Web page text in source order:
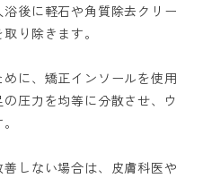
後に軽石や角質除去クリー
り除きます。
に、矯正インソールを使用
圧力を均等に分散させ、ウ
しない場合は、皮膚科医や